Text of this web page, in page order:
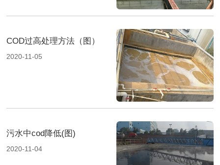
COD过高处理方法（图）
2020-11-05
污水中cod降低(图)
2020-11-04